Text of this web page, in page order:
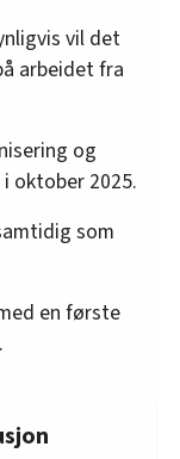
vil det
arbeidet fra
og
oktober 2025.
som
en første